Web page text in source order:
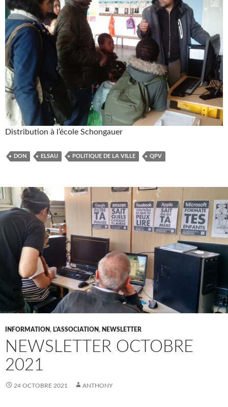
Distribution à l’école Schongauer
DON ELSAU POLITIQUE DE LA VILLE QPV
INFORMATION, L'ASSOCIATION, NEWSLETTER
NEWSLETTER OCTOBRE
2021
24 OCTOBRE 2021 ANTHONY